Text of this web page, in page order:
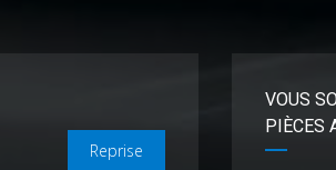
Reprise
VOUS
PIÈCES